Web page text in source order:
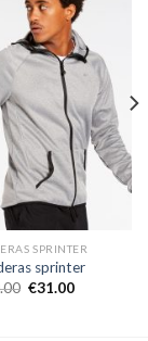
SPRINTER
sprinter
€31.00